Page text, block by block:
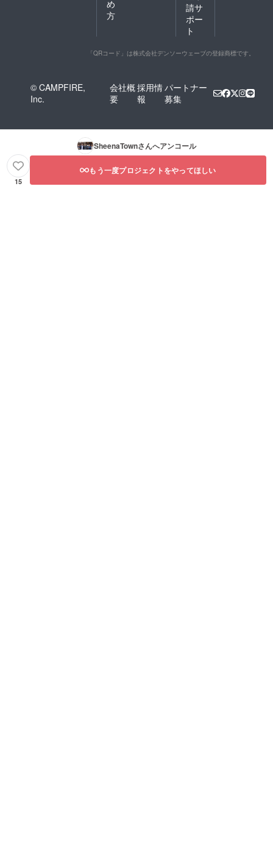
め
方
請サ
ポー
ト
「QRコード」は株式会社デンソーウェーブの登録商標です。
© CAMPFIRE,
Inc.
会社概
要
採用情
報
パートナー
募集
SheenaTownさんへアンコール
15
もう一度プロジェクトをやってほしい